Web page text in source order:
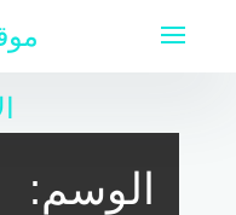
الوسم: